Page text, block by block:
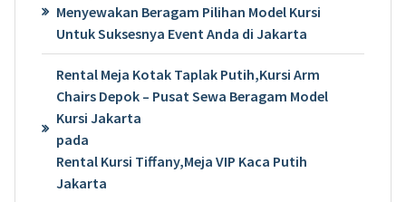
Menyewakan Beragam Pilihan Model Kursi
Untuk Suksesnya Event Anda di Jakarta
Rental Meja Kotak Taplak Putih,Kursi Arm
Chairs Depok – Pusat Sewa Beragam Model
Kursi Jakarta
pada
Rental Kursi Tiffany,Meja VIP Kaca Putih
Jakarta